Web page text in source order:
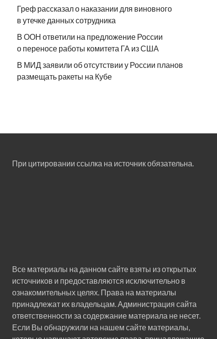
Греф рассказал о наказании для виновного
в утечке данных сотрудника
В ООН ответили на предложение России
о переносе работы комитета ГА из США
В МИД заявили об отсутствии у России планов
размещать ракеты на Кубе
При цитировании ссылка на источник обязательна.
Все материалы на данном сайте взяты из открытых
источников и предоставляются исключительно в
ознакомительных целях. Права на материалы
принадлежат их владельцам. Администрация сайта
ответственности за содержание материала не несет.
Если Вы обнаружили на нашем сайте материалы,